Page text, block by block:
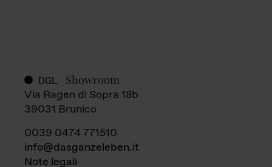
DGL Showroom
Via Ragen di Sopra 18b
39031 Brunico
0039 0474 771510
info@dasganzeleben.it
Note legali